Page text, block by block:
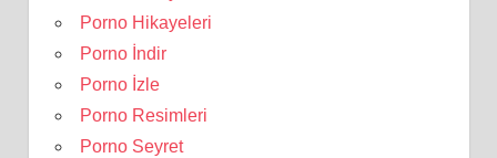
Porno Hikayeleri
Porno İndir
Porno İzle
Porno Resimleri
Porno Seyret